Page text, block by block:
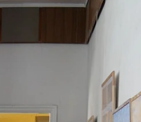
1 год назад